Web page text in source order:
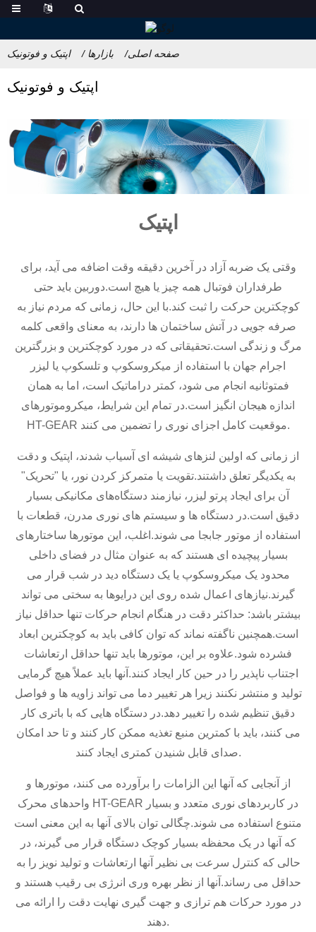
صفحه اصلی بازارها اپتیک و فوتونیک
اپتیک و فوتونیک
اپتیک
وقتی یک ضربه آزاد در آخرین دقیقه وقت اضافه می آید، برای
طرفداران فوتبال همه چیز یا هیچ است.دوربین باید حتی
کوچکترین حرکت را ثبت کند.با این حال، زمانی که مردم نیاز به
صرفه جویی در آتش ساختمان ها دارند، به معنای واقعی کلمه
مرگ و زندگی است.تحقیقاتی که در مورد کوچکترین و بزرگترین
اجرام جهان با استفاده از میکروسکوپ و تلسکوپ یا لیزر
فمتوثانیه انجام می شود، کمتر دراماتیک است، اما به همان
اندازه هیجان انگیز است.در تمام این شرایط، میکروموتورهای
HT-GEAR موقعیت کامل اجزای نوری را تضمین می کنند.
از زمانی که اولین لنزهای شیشه ای آسیاب شدند، اپتیک و دقت
به یکدیگر تعلق داشتند.تقویت یا متمرکز کردن نور، یا "تحریک"
آن برای ایجاد پرتو لیزر، نیازمند دستگاه‌های مکانیکی بسیار
دقیق است.در دستگاه ها و سیستم های نوری مدرن، قطعات با
استفاده از موتور جابجا می شوند.اغلب، این موتورها ساختارهای
بسیار پیچیده ای هستند که به عنوان مثال در فضای داخلی
محدود یک میکروسکوپ یا یک دستگاه دید در شب قرار می
گیرند.نیازهای اعمال شده روی این درایوها به سختی می تواند
بیشتر باشد: حداکثر دقت در هنگام انجام حرکات تنها حداقل نیاز
است.همچنین ناگفته نماند که توان کافی باید به کوچکترین ابعاد
فشرده شود.علاوه بر این، موتورها باید تنها حداقل ارتعاشات
اجتناب ناپذیر را در حین کار ایجاد کنند.آنها باید عملاً هیچ گرمایی
تولید و منتشر نکنند زیرا هر تغییر دما می تواند زاویه ها و فواصل
دقیق تنظیم شده را تغییر دهد.در دستگاه هایی که با باتری کار
می کنند، باید با کمترین منبع تغذیه ممکن کار کنند و تا حد امکان
صدای قابل شنیدن کمتری ایجاد کنند.
از آنجایی که آنها این الزامات را برآورده می کنند، موتورها و
واحدهای محرک HT-GEAR در کاربردهای نوری متعدد و بسیار
متنوع استفاده می شوند.چگالی توان بالای آنها به این معنی است
که آنها در یک محفظه بسیار کوچک دستگاه قرار می گیرند، در
حالی که کنترل سرعت بی نظیر آنها ارتعاشات و تولید نویز را به
حداقل می رساند.آنها از نظر بهره وری انرژی بی رقیب هستند و
در مورد حرکات هم ترازی و جهت گیری نهایت دقت را ارائه می
دهند.